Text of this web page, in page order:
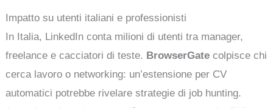
Impatto su utenti italiani e professionisti
In Italia, LinkedIn conta milioni di utenti tra manager,
freelance e cacciatori di teste. BrowserGate colpisce chi
cerca lavoro o networking: un’estensione per CV
automatici potrebbe rivelare strategie di job hunting.